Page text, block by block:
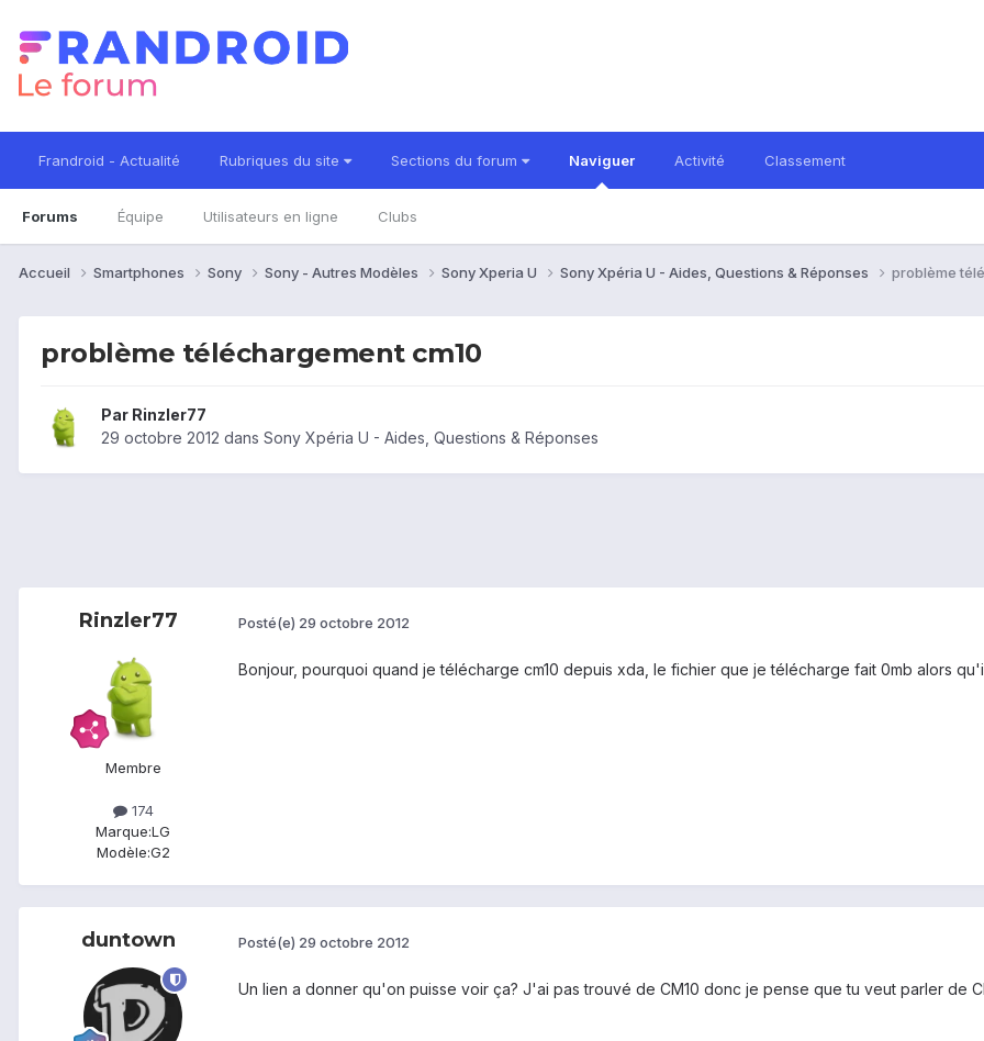
Frandroid - Actualité Rubriques du site Sections du forum Naviguer
Forums Équipe Utilisateurs en ligne Clubs
Activité Classement
Accueil Smartphones Sony Sony - Autres Modèles Sony Xperia U Sony Xpéria U - Aides, Questions & Réponses problème
problème téléchargement cm10
Par Rinzler77
29 octobre 2012 dans Sony Xpéria U - Aides, Questions & Réponses
Rinzler77
Membre
174
Marque:LG
Modèle:G2
Posté(e) 29 octobre 2012
Bonjour, pourquoi quand je télécharge cm10 depuis xda, le fichier que je télécharge fait 0mb alors
duntown Posté(e) 29 octobre 2012
Un lien a donner qu'on puisse voir ça? J'ai pas trouvé de CM10 donc je pense que tu veut parler de